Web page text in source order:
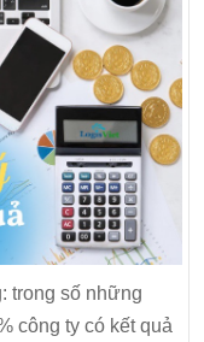
trong số những
công ty có kết quả